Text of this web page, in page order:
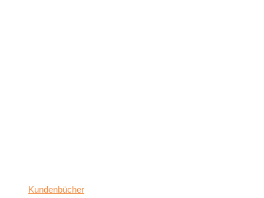
Kundenbücher